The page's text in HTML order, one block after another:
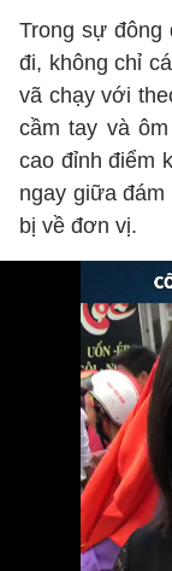
Trong sự đông
đi, không chỉ
vã chạy với
cầm tay và
cao đỉnh điểm
ngay giữa
bị về đơn vị.